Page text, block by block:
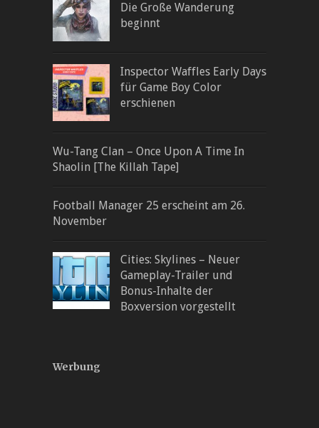
Die Große Wanderung
beginnt
Inspector Waffles Early Days
für Game Boy Color
erschienen
Wu-Tang Clan – Once Upon A Time In
Shaolin [The Killah Tape]
Football Manager 25 erscheint am 26.
November
Cities: Skylines – Neuer
Gameplay-Trailer und
Bonus-Inhalte der
Boxversion vorgestellt
Werbung